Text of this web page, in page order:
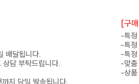
배달됩니다.
담 부탁드립니다.
지 당일 발송됩니다.
[구
-특정
-특정
-특정
-맞춤
-상품